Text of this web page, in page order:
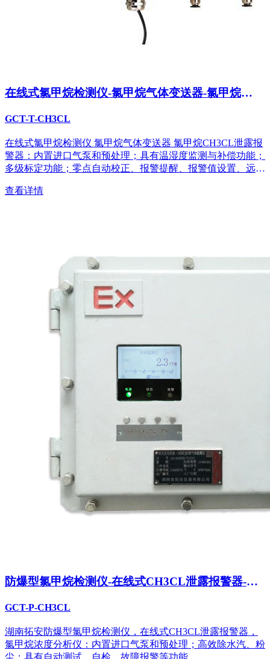
在线式氯甲烷检测仪-氯甲烷气体变送器-氯甲烷
GCT-T-CH3CL
在线式氯甲烷检测仪 氯甲烷气体变送器 氯甲烷CH3CL泄露报
警器：内置进口气泵和预处理；具有温湿度监测与补偿功能；
多级标定功能；零点自动校正、报警提醒、报警值设置、远程
查看详情
防爆型氯甲烷检测仪-在线式CH3CL泄露报警器-氯
GCT-P-CH3CL
湖南拓安防爆型氯甲烷检测仪，在线式CH3CL泄露报警器，
氯甲烷浓度分析仪：内置进口气泵和预处理；高效除水汽、粉